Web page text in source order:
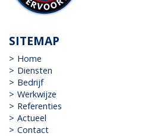
SITEMAP
Home
Diensten
Bedrijf
Werkwijze
Referenties
Actueel
Contact